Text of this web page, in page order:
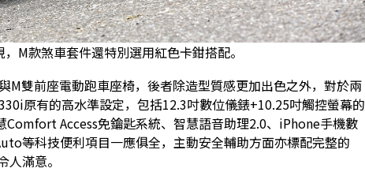
M款煞車套件還特別選用紅色卡鉗搭配。
M雙前座電動跑車座椅，後者除造型質感更加出色之外，對於兩
原有的高水準設定，包括12.3吋數位儀錶+10.25吋觸控螢幕的
Access免鑰匙系統、智慧語音助理2.0、iPhone手機數
等科技便利項目一應俱全，主動安全輔助方面亦標配完整的
滿意。